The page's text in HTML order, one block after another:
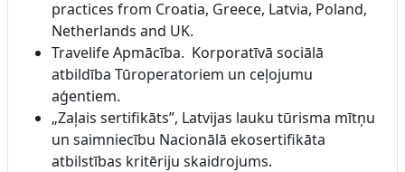
practices from Croatia, Greece, Latvia, Poland,
Netherlands and UK.
Travelife Apmācība. Korporatīvā sociālā
atbildība Tūroperatoriem un ceļojumu
aģentiem.
„Zaļais sertifikāts”, Latvijas lauku tūrisma mītņu
un saimniecību Nacionālā ekosertifikāta
atbilstības kritēriju skaidrojums.